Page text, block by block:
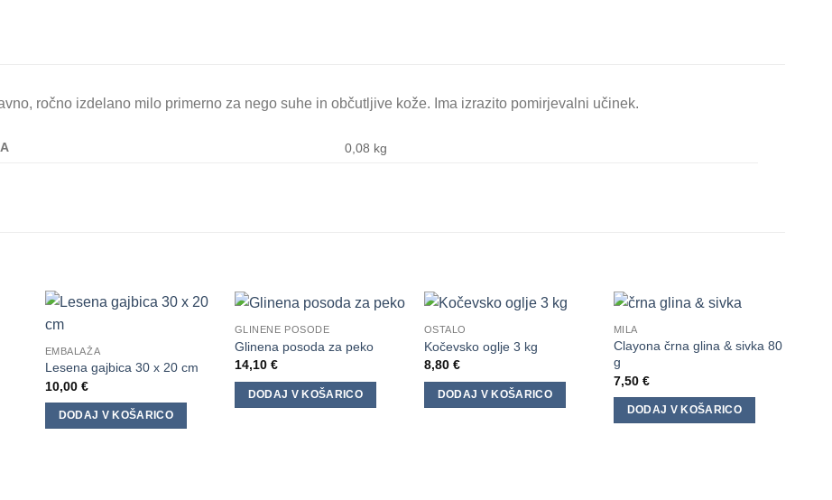
ročno izdelano milo primerno za nego suhe in občutljive kože. Ima izrazito pomirjevalni učinek.
0,08 kg
EMBALAŽA
Lesena gajbica 30 x 20 cm
10,00 €
DODAJ V KOŠARICO
GLINENE POSODE
Glinena posoda za peko
14,10 €
DODAJ V KOŠARICO
OSTALO
Kočevsko oglje 3 kg
8,80 €
DODAJ V KOŠARICO
MILA
Clayona črna glina & sivka 80
g
7,50 €
DODAJ V KOŠARICO